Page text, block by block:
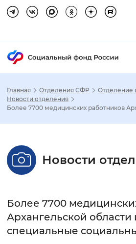
Настройка режима
Стандартный
Без засечек
Интервал
Главная Отделения СФР
Отделение
Новости отделения
Более 7700 медицинских работников
Новости
Более 7700
Архангельской
специальные